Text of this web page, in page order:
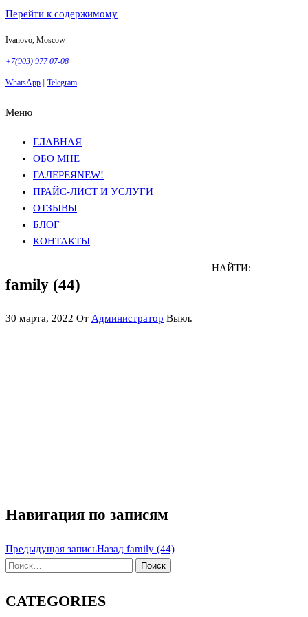
Перейти к содержимому
Ivanovo, Moscow
+7(903) 977 07-08
WhatsApp Telegram
Меню
ГЛАВНАЯ
ОБО МНЕ
ГАЛЕРЕЯNEW!
ПРАЙС-ЛИСТ И УСЛУГИ
ОТЗЫВЫ
БЛОГ
КОНТАКТЫ
family (44)
30 марта, 2022 От Администратор Выкл.
Навигация по записям
Предыдущая записьНазад family (44)
НАЙТИ:
CATEGORIES